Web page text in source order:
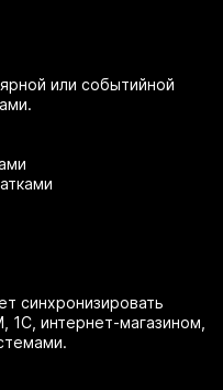
или событийной
синхронизировать
интернет-магазином,